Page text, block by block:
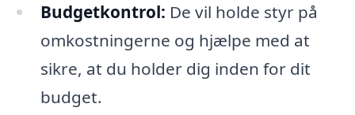
Budgetkontrol: De vil holde styr på
omkostningerne og hjælpe med at
sikre, at du holder dig inden for dit
budget.